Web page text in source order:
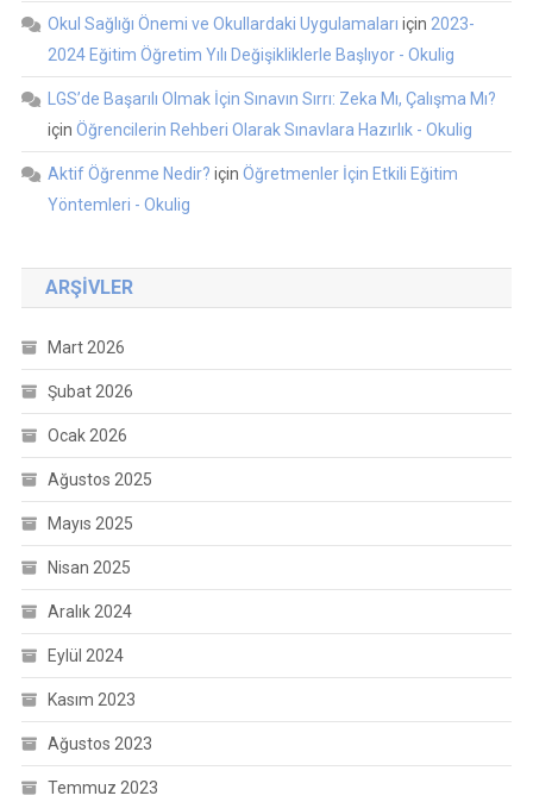
Okul Sağlığı Önemi ve Okullardaki Uygulamaları için 2023-
2024 Eğitim Öğretim Yılı Değişikliklerle Başlıyor - Okulig
LGS’de Başarılı Olmak İçin Sınavın Sırrı: Zeka Mı, Çalışma Mı?
için Öğrencilerin Rehberi Olarak Sınavlara Hazırlık - Okulig
Aktif Öğrenme Nedir? için Öğretmenler İçin Etkili Eğitim
Yöntemleri - Okulig
ARŞIVLER
Mart 2026
Şubat 2026
Ocak 2026
Ağustos 2025
Mayıs 2025
Nisan 2025
Aralık 2024
Eylül 2024
Kasım 2023
Ağustos 2023
Temmuz 2023